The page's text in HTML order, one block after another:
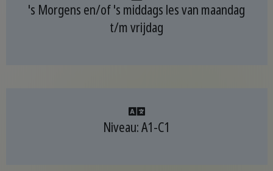
's Morgens en/of 's middags les van maandag
t/m vrijdag
Niveau: A1-C1